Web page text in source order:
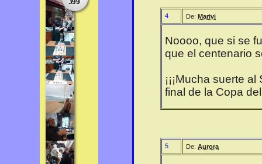
4 De: Marivi
Noooo, que si se
que el centenario
¡¡¡Mucha suerte
final de la Copa
5 De: Aurora